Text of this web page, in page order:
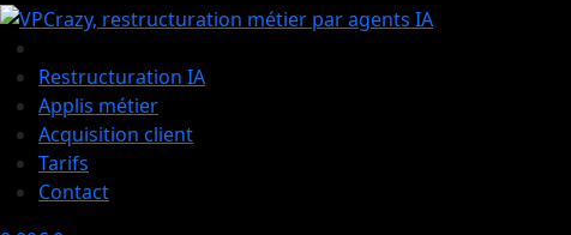
Restructuration IA
Applis métier
Acquisition client
Tarifs
Contact